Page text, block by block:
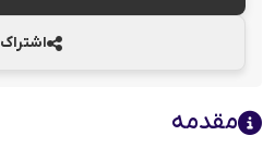
اشتراک
مقدمه